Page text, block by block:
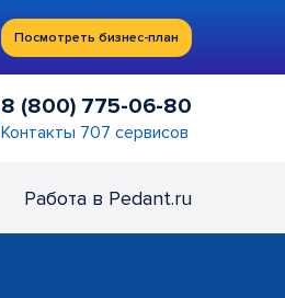
Посмотреть бизнес-план
8 (800) 775-06-80
Контакты 707 сервисов
Работа в Pedant.ru